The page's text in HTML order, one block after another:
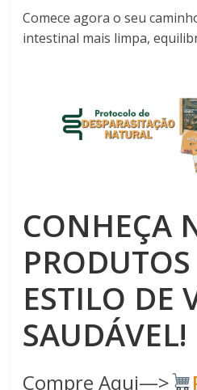
Comece agora o seu
intestinal mais limpa,
CONHEÇA
ESTILO DE
SAUDÁVEL!
Compre Aqui—>